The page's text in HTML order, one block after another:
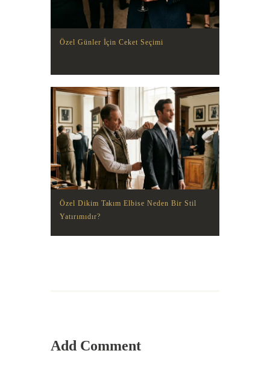
Özel Günler İçin Ceket Seçimi
Özel Dikim Takım Elbise Neden Bir Stil
Yatırımıdır?
Add Comment